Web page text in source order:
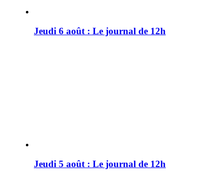
Jeudi 6 août : Le journal de 12h
Jeudi 5 août : Le journal de 12h